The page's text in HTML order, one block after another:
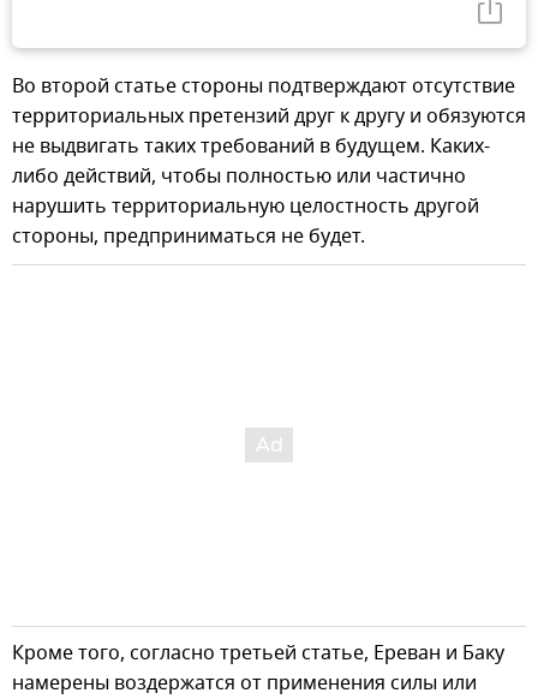
Во второй статье стороны подтверждают отсутствие
территориальных претензий друг к другу и обязуются
не выдвигать таких требований в будущем. Каких-
либо действий, чтобы полностью или частично
нарушить территориальную целостность другой
стороны, предприниматься не будет.
Кроме того, согласно третьей статье, Ереван и Баку
намерены воздержатся от применения силы или